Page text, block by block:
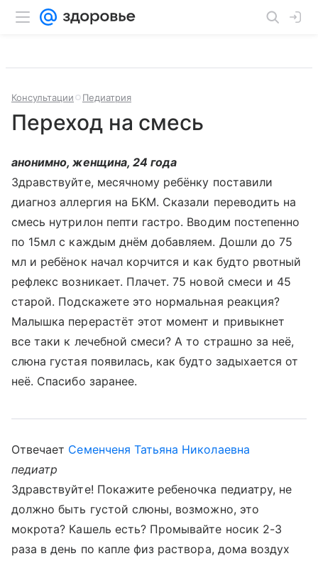
Консультации Педиатрия
Переход на смесь
анонимно, женщина, 24 года
Здравствуйте, месячному ребёнку поставили
диагноз аллергия на БКМ. Сказали переводить на
смесь нутрилон пепти гастро. Вводим постепенно
по 15мл с каждым днём добавляем. Дошли до 75
мл и ребёнок начал корчится и как будто рвотный
рефлекс возникает. Плачет. 75 новой смеси и 45
старой. Подскажете это нормальная реакция?
Малышка перерастёт этот момент и привыкнет
все таки к лечебной смеси? А то страшно за неё,
слюна густая появилась, как будто задыхается от
неё. Спасибо заранее.
Отвечает Семенченя Татьяна Николаевна
педиатр
Здравствуйте! Покажите ребеночка педиатру, не
должно быть густой слюны, возможно, это
мокрота? Кашель есть? Промывайте носик 2-3
раза в день по капле физ раствора, дома воздух